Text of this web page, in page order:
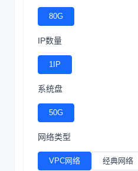
80G
IP数量
1IP
系统盘
50G
网络类型
VPC网络 经典网络